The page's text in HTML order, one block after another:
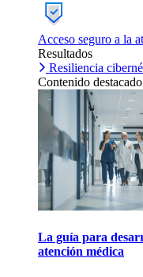
Acceso seguro a la
Resultados
Resiliencia
Contenido destacado
La guía para
atención médica